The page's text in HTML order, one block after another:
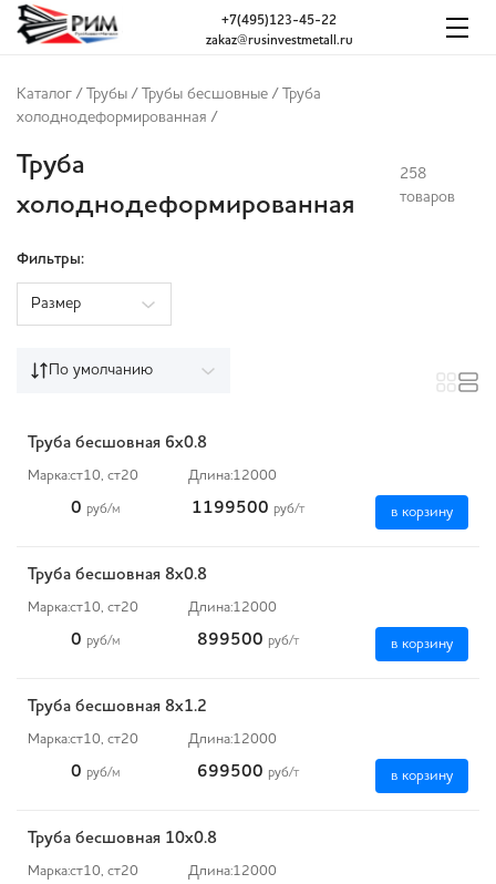
zakaz@rusinvestmetall.ru
+7(495)123-45-22
Каталог / Трубы / Трубы бесшовные /
Труба
холоднодеформированная /
Труба
холоднодеформированная
258
товаров
Фильтры:
Размер
По умолчанию
Труба бесшовная 6х0.8
Марка:ст10, ст20 Длина:12000
0 руб/м 1199500 руб/т в корзину
Труба бесшовная 8х0.8
Марка:ст10, ст20 Длина:12000
0 руб/м 899500 руб/т в корзину
Труба бесшовная 8х1.2
Марка:ст10, ст20 Длина:12000
0 руб/м 699500 руб/т в корзину
Труба бесшовная 10х0.8
Марка:ст10, ст20 Длина:12000